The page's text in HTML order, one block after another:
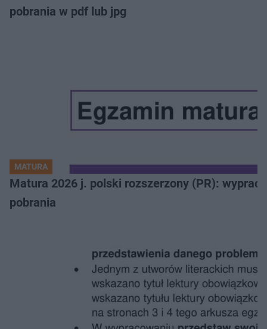
pobrania w pdf lub jpg
MATURA
Matura 2026 j. polski rozszerzony (PR):
pobrania